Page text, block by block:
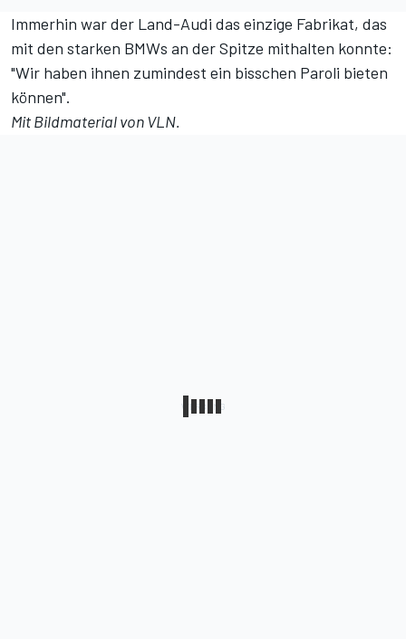
Immerhin war der Land-Audi das einzige Fabrikat, das
mit den starken BMWs an der Spitze mithalten konnte:
"Wir haben ihnen zumindest ein bisschen Paroli bieten
können".
Mit Bildmaterial von VLN.